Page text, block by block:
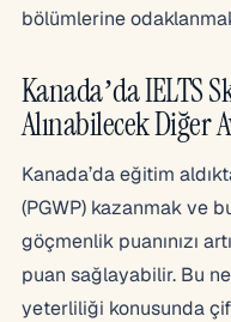
bölümlerine
Kanada’da IELTS
Alınabilecek Diğer
Kanada’da eğitim
(PGWP) kazanmak ve
göçmenlik puanınızı
puan sağlayabilir. Bu
yeterliliği konusunda